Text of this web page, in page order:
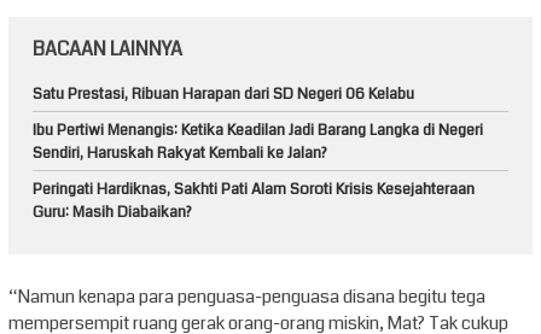
BACAAN LAINNYA
Satu Prestasi, Ribuan Harapan dari SD Negeri 06 Kelabu
Ibu Pertiwi Menangis: Ketika Keadilan Jadi Barang Langka di Negeri
Sendiri, Haruskah Rakyat Kembali ke Jalan?
Peringati Hardiknas, Sakhti Pati Alam Soroti Krisis Kesejahteraan
Guru: Masih Diabaikan?
“Namun kenapa para penguasa-penguasa disana begitu tega
mempersempit ruang gerak orang-orang miskin, Mat? Tak cukup